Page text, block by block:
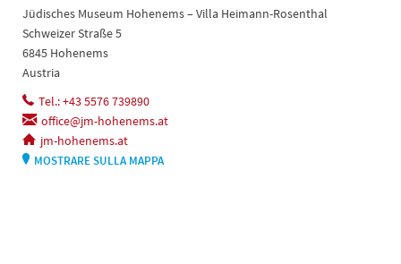
Jüdisches Museum Hohenems – Villa Heimann-Rosenthal
Schweizer Straße 5
6845 Hohenems
Austria
Tel.: +43 5576 739890
office@jm-hohenems.at
jm-hohenems.at
MOSTRARE SULLA MAPPA